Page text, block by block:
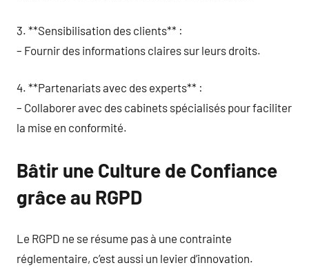
3. **Sensibilisation des clients** :
– Fournir des informations claires sur leurs droits.
4. **Partenariats avec des experts** :
– Collaborer avec des cabinets spécialisés pour faciliter
la mise en conformité.
Bâtir une Culture de Confiance
grâce au RGPD
Le RGPD ne se résume pas à une contrainte
réglementaire, c’est aussi un levier d’innovation.